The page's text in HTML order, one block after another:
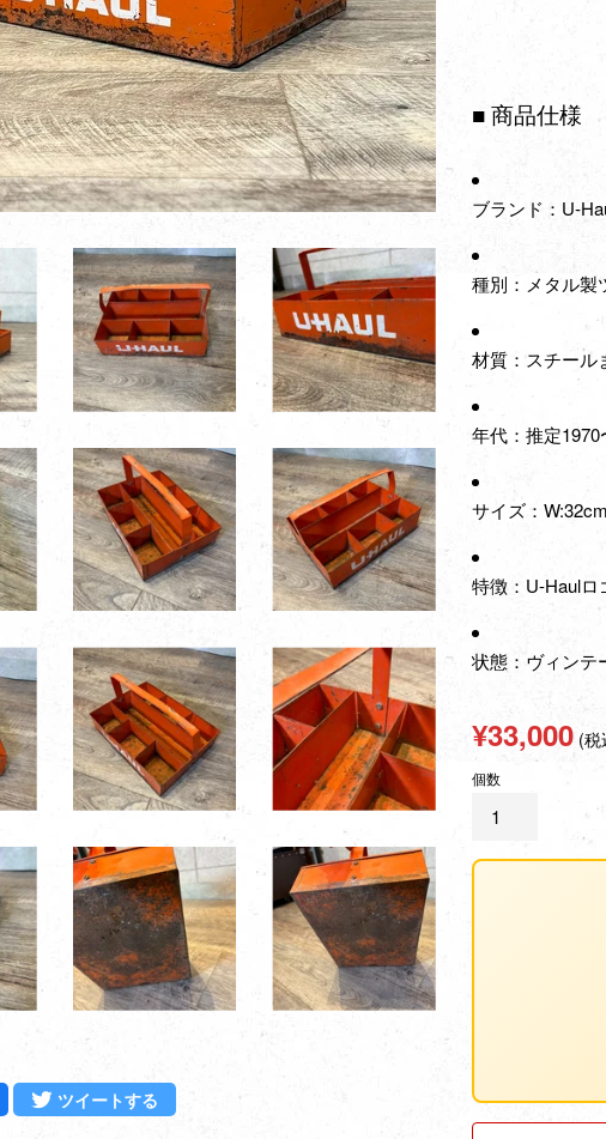
Facebookでシェアする
ツイートする Twitterに投稿する
■ 商品仕様
ブランド：U-
種別：メタル製
材質：スチール
年代：推定1970
サイズ：
特徴：U-Haulロ
状態：ヴィンテ
通
常
価
¥33,000 (税
個数